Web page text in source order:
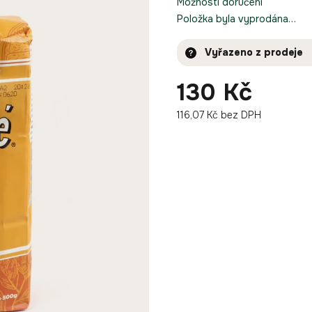
130 Kč
116,07 Kč bez DPH
Vyřazeno z prodeje
Položka byla vyprodána…